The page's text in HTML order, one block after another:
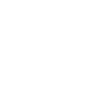
regelmäßig
wird der